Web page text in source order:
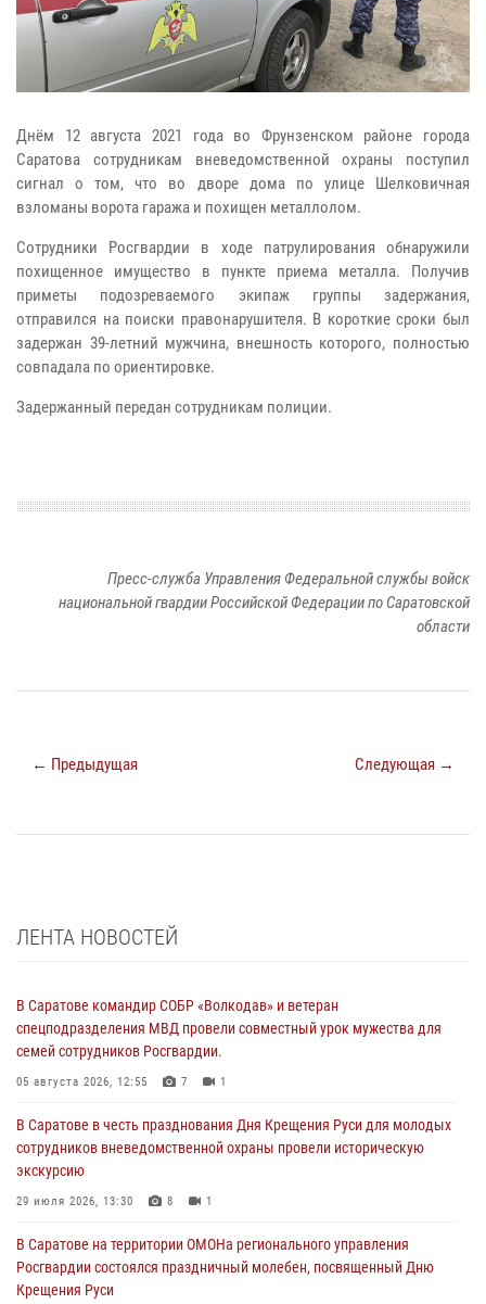
Днём 12 августа 2021 года во Фрунзенском районе города
Саратова сотрудникам вневедомственной охраны поступил
сигнал о том, что во дворе дома по улице Шелковичная
взломаны ворота гаража и похищен металлолом.
Сотрудники Росгвардии в ходе патрулирования обнаружили
похищенное имущество в пункте приема металла. Получив
приметы подозреваемого экипаж группы задержания,
отправился на поиски правонарушителя. В короткие сроки был
задержан 39-летний мужчина, внешность которого, полностью
совпадала по ориентировке.
Задержанный передан сотрудникам полиции.
Пресс-служба Управления Федеральной службы войск
национальной гвардии Российской Федерации по Саратовской
области
← Предыдущая Следующая →
ЛЕНТА НОВОСТЕЙ
В Саратове командир СОБР «Волкодав» и ветеран
спецподразделения МВД провели совместный урок мужества для
семей сотрудников Росгвардии.
05 августа 2026, 12:55 7 1
В Саратове в честь празднования Дня Крещения Руси для молодых
сотрудников вневедомственной охраны провели историческую
экскурсию
29 июля 2026, 13:30 8 1
В Саратове на территории ОМОНа регионального управления
Росгвардии состоялся праздничный молебен, посвященный Дню
Крещения Руси